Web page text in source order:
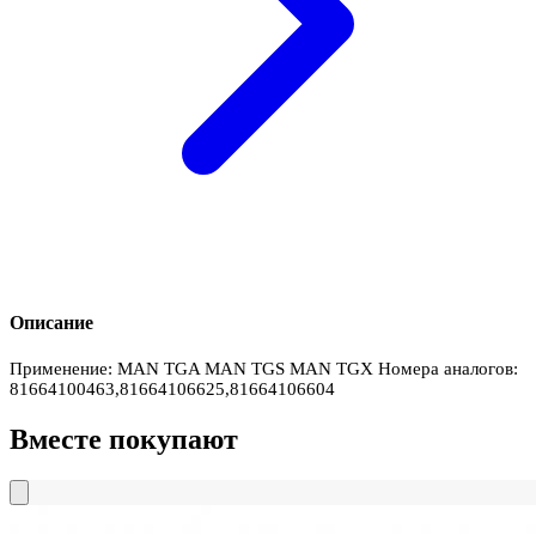
Описание
Применение: MAN TGA MAN TGS MAN TGX Номера аналогов:
81664100463,81664106625,81664106604
Вместе покупают